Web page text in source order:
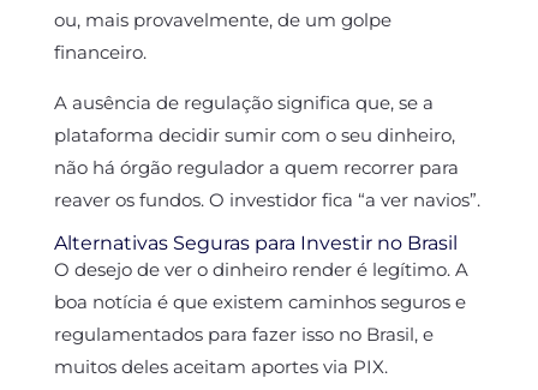
ou, mais provavelmente, de um golpe
financeiro.
A ausência de regulação significa que, se a
plataforma decidir sumir com o seu dinheiro,
não há órgão regulador a quem recorrer para
reaver os fundos. O investidor fica “a ver navios”.
Alternativas Seguras para Investir no Brasil
O desejo de ver o dinheiro render é legítimo. A
boa notícia é que existem caminhos seguros e
regulamentados para fazer isso no Brasil, e
muitos deles aceitam aportes via PIX.